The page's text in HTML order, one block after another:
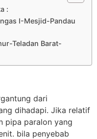
:
I-Mesjid-Pandau
Teladan Barat-
dari
dihadapi. Jika relatif
pipa paralon yang
bila penyebab